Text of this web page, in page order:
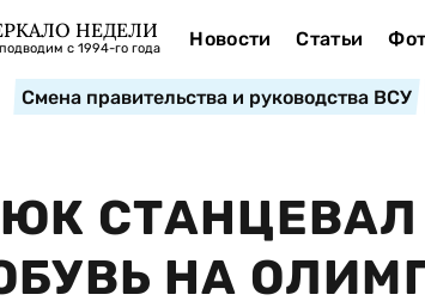
НЕДЕЛИ
с 1994-го года Новости Статьи
Смена правительства и руководства ВСУ
НА